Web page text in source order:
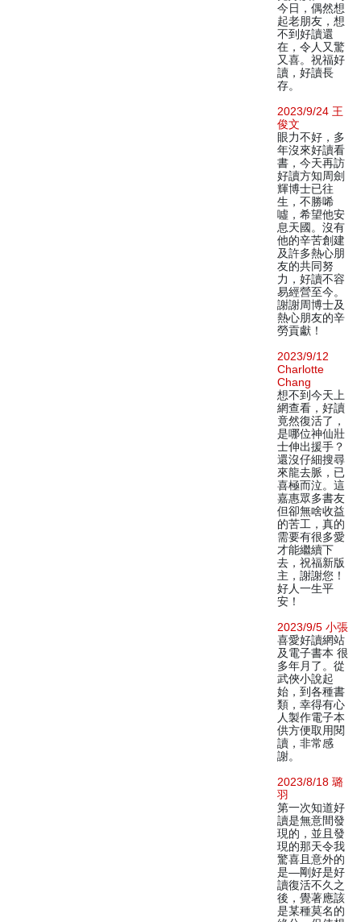
今日，偶然想
起老朋友，想
不到好讀還
在，令人又驚
又喜。祝福好
讀，好讀長
存。
2023/9/24 王
俊文
眼力不好，多
年沒來好讀看
書，今天再訪
好讀方知周劍
輝博士已往
生，不勝唏
噓，希望他安
息天國。沒有
他的辛苦創建
及許多熱心朋
友的共同努
力，好讀不容
易經營至今。
謝謝周博士及
熱心朋友的辛
勞貢獻！
2023/9/12
Charlotte
Chang
想不到今天上
網查看，好讀
竟然復活了，
是哪位神仙壯
士伸出援手？
還沒仔細搜尋
來龍去脈，已
喜極而泣。這
嘉惠眾多書友
但卻無啥收益
的苦工，真的
需要有很多愛
才能繼續下
去，祝福新版
主，謝謝您！
好人一生平
安！
2023/9/5 小張
喜愛好讀網站
及電子書本 很
多年月了。從
武俠小說起
始，到各種書
類，幸得有心
人製作電子本
供方便取用閱
讀，非常感
謝。
2023/8/18 璐
羽
第一次知道好
讀是無意間發
現的，並且發
現的那天令我
驚喜且意外的
是—剛好是好
讀復活不久之
後，覺著應該
是某種莫名的